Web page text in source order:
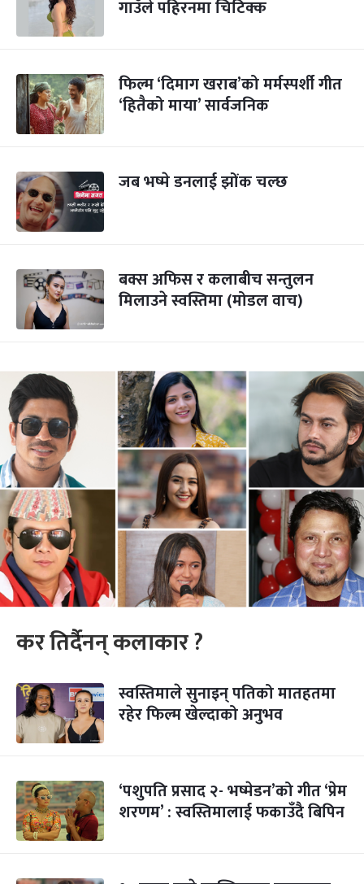
गाउँले पहिरनमा चिटिक्क
फिल्म ‘दिमाग खराब’को मर्मस्पर्शी गीत
‘हितैको माया’ सार्वजनिक
जब भष्मे डनलाई झोंक चल्छ
बक्स अफिस र कलाबीच सन्तुलन
मिलाउने स्वस्तिमा (मोडल वाच)
कर तिर्दैनन् कलाकार ?
स्वस्तिमाले सुनाइन् पतिको मातहतमा
रहेर फिल्म खेल्दाको अनुभव
‘पशुपति प्रसाद २- भष्मेडन’को गीत ‘प्रेम
शरणम’ : स्वस्तिमालाई फकाउँदै बिपिन